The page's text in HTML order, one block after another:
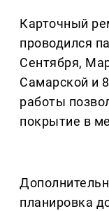
Карточный
проводился
Сентября,
Самарской и
работы
покрытие в
планировка